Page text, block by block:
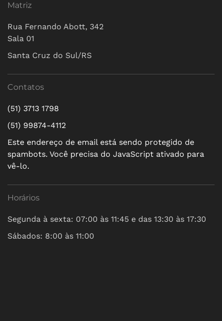
Matriz
Rua Fernando Abott, 342
Sala 01
Santa Cruz do Sul/RS
Contatos
(51) 3713 1798
(51) 99874-4112
Este endereço de email está sendo protegido de
spambots. Você precisa do JavaScript ativado para
vê-lo.
Horários
Segunda à sexta: 07:00 às 11:45 e das 13:30 às 17:30
Sábados: 8:00 às 11:00